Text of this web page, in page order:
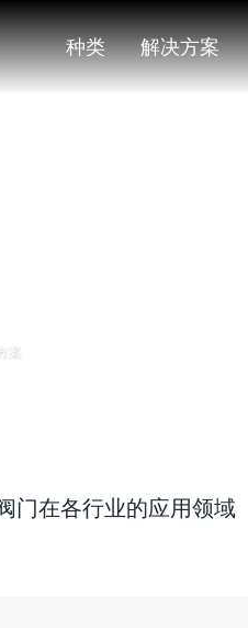
种类 解决方案
案
门在各行业的应用领域